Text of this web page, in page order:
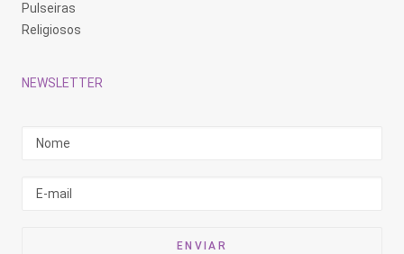
Pulseiras
Religiosos
NEWSLETTER